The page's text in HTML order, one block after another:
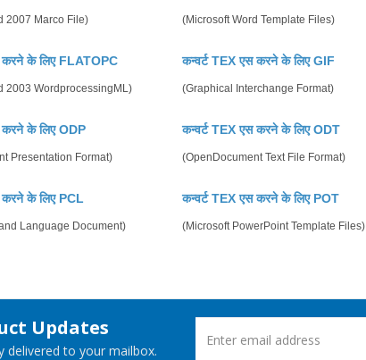
2007 Marco File) (Microsoft Word Template Files)
करने के लिए FLATOPC
2003 WordprocessingML)
कन्वर्ट TEX एस करने के लिए GIF
(Graphical Interchange Format)
करने के लिए ODP
Presentation Format)
कन्वर्ट TEX एस करने के लिए ODT
(OpenDocument Text File Format)
करने के लिए PCL
Language Document)
कन्वर्ट TEX एस करने के लिए POT
(Microsoft PowerPoint Template Files)
Updates
to your mailbox.